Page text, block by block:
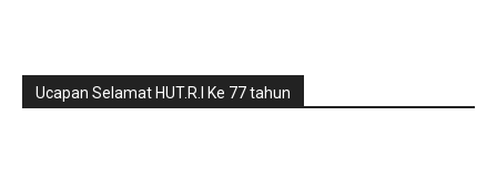
Ucapan Selamat HUT.R.I Ke 77 tahun